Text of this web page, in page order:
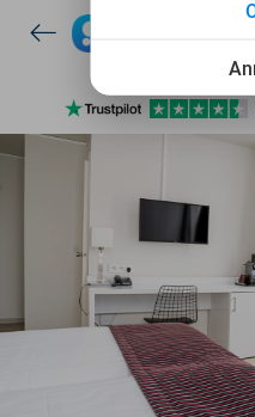
7 dagen
7 dagen